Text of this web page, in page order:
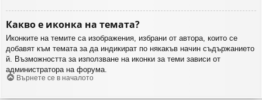
Какво е иконка на темата?
Иконките на темите са изображения, избрани от автора, които се
добавят към темата за да индикират по някакъв начин съдържанието
й. Възможността за използване на иконки за теми зависи от
администратора на форума.
Върнете се в началото